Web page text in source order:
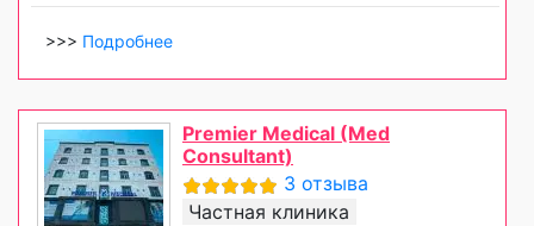
>>> Подробнее
Premier Medical (Med
Consultant)
3 отзыва
Частная клиника